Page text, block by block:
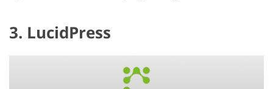
3. LucidPress